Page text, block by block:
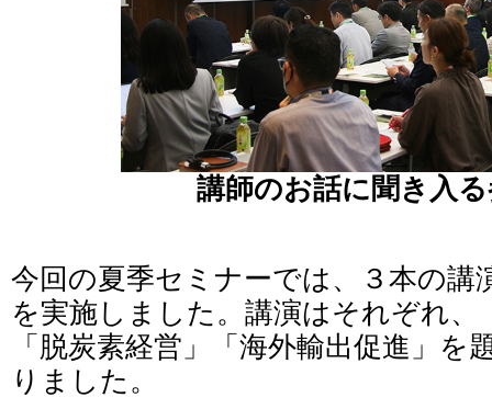
講師のお話に聞き入
今回の夏季セミナーでは、３本の講
を実施しました。講演はそれぞれ
「脱炭素経営」「海外輸出促進」を
りました。